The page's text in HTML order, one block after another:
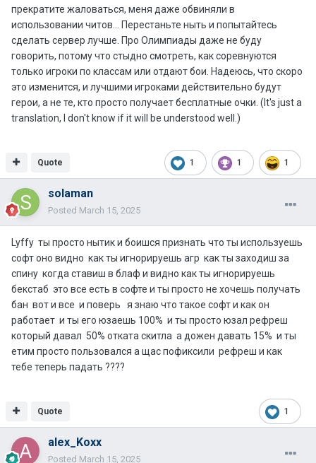
прекратите жаловаться, меня даже обвиняли в
использовании читов... Перестаньте ныть и попытайтесь
сделать сервер лучше. Про Олимпиады даже не буду
говорить, потому что стыдно смотреть, как соревнуются
только игроки по классам или отдают бои. Надеюсь, что скоро
это изменится, и лучшими игроками действительно будут
герои, а не те, кто просто получает бесплатные очки. (It's just a
translation, I don't know if it will be understood well.)
1 1 1
Quote
solaman
Posted March 15, 2025
Lyffy ты просто нытик и боишся признать что ты используешь
софт оно видно как ты игнорируешь агр как ты заходиш за
спину когда ставиш в блаф и видно как ты игнорируешь
бекстаб это все есть в софте и ты просто не хочешь получать
бан вот и все и поверь я знаю что такое софт и как он
работает и ты его юзаешь 100% и ты просто юзал рефреш
который давал 50% отката скитла а дожен давать 15% и ты
етим просто пользовался а щас пофиксили рефреш и как
тебе теперь падать ????
1
Quote
alex_Koxx
Posted March 15, 2025